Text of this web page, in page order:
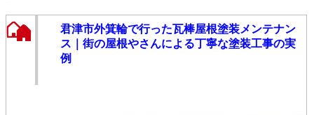
君津市外箕輪で行った瓦棒屋根塗装メンテナン
ス｜街の屋根やさんによる丁寧な塗装工事の実
例